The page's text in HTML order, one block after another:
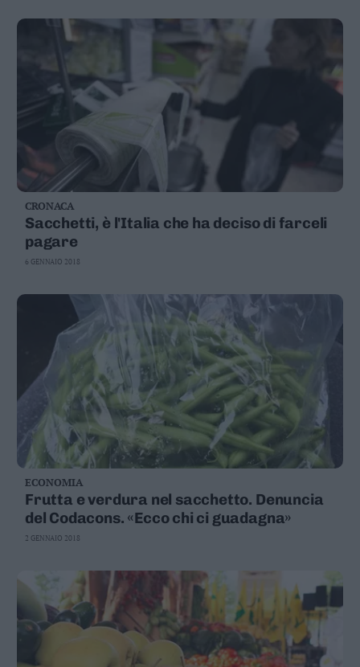
CRONACA
Sacchetti, è l'Italia che ha deciso di farceli
pagare
6 GENNAIO 2018
ECONOMIA
Frutta e verdura nel sacchetto. Denuncia
del Codacons. «Ecco chi ci guadagna»
2 GENNAIO 2018